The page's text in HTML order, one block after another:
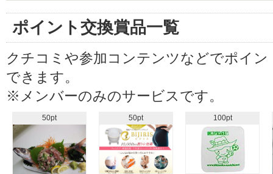
ポイント交換賞品一覧
クチコミや参加コンテンツなどでポイ
できます。
※メンバーのみのサービスです。
50pt 50pt 100pt